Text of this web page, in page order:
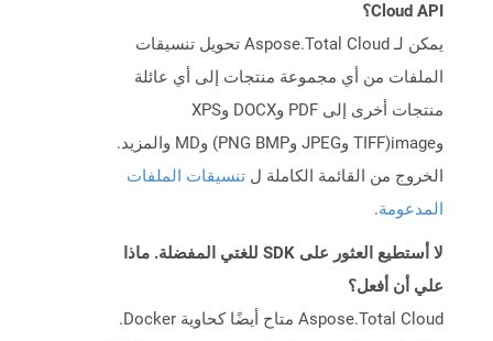
Cloud API؟
يمكن لـ Aspose.Total Cloud تحويل تنسيقات
الملفات من أي مجموعة منتجات إلى أي عائلة
منتجات أخرى إلى PDF وDOCX وXPS
وimage(TIFF وJPEG وPNG BMP) وMD والمزيد.
الخروج من القائمة الكاملة ل تنسيقات الملفات
المدعومة.
لا أستطيع العثور على SDK للغتي المفضلة. ماذا
علي أن أفعل؟
Aspose.Total Cloud متاح أيضًا كحاوية Docker.